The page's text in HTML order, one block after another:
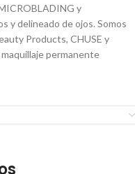
y
y delineado de ojos. Somos
Products, CHUSE y
permanente